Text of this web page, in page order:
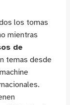
los tomas
mientras
de
temas desde